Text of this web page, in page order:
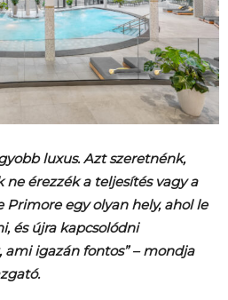
luxus. Azt szeretnénk,
érezzék a teljesítés vagy a
Primore egy olyan hely, ahol le
és újra kapcsolódni
igazán fontos” – mondja